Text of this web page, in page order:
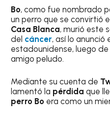
Bo, como fue nombrado
un perro que se convirtió
Casa Blanca, murió este
del cáncer, así lo
estadounidense, luego
amigo peludo.
Mediante su cuenta de
lamentó la pérdidaque
perro Bo era como un